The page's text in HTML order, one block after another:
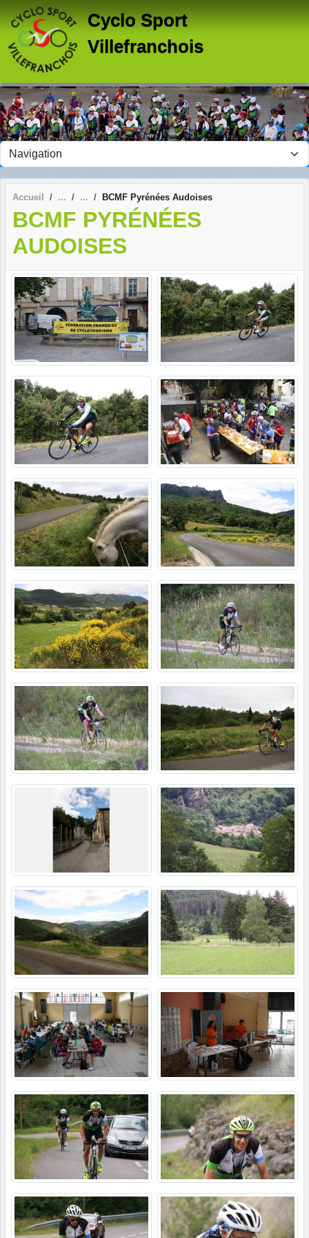
Cyclo Sport
Villefranchois
Accueil BCMF Pyrénées Audoises
BCMF PYRÉNÉES
AUDOISES
Panneau de gestion des cookies